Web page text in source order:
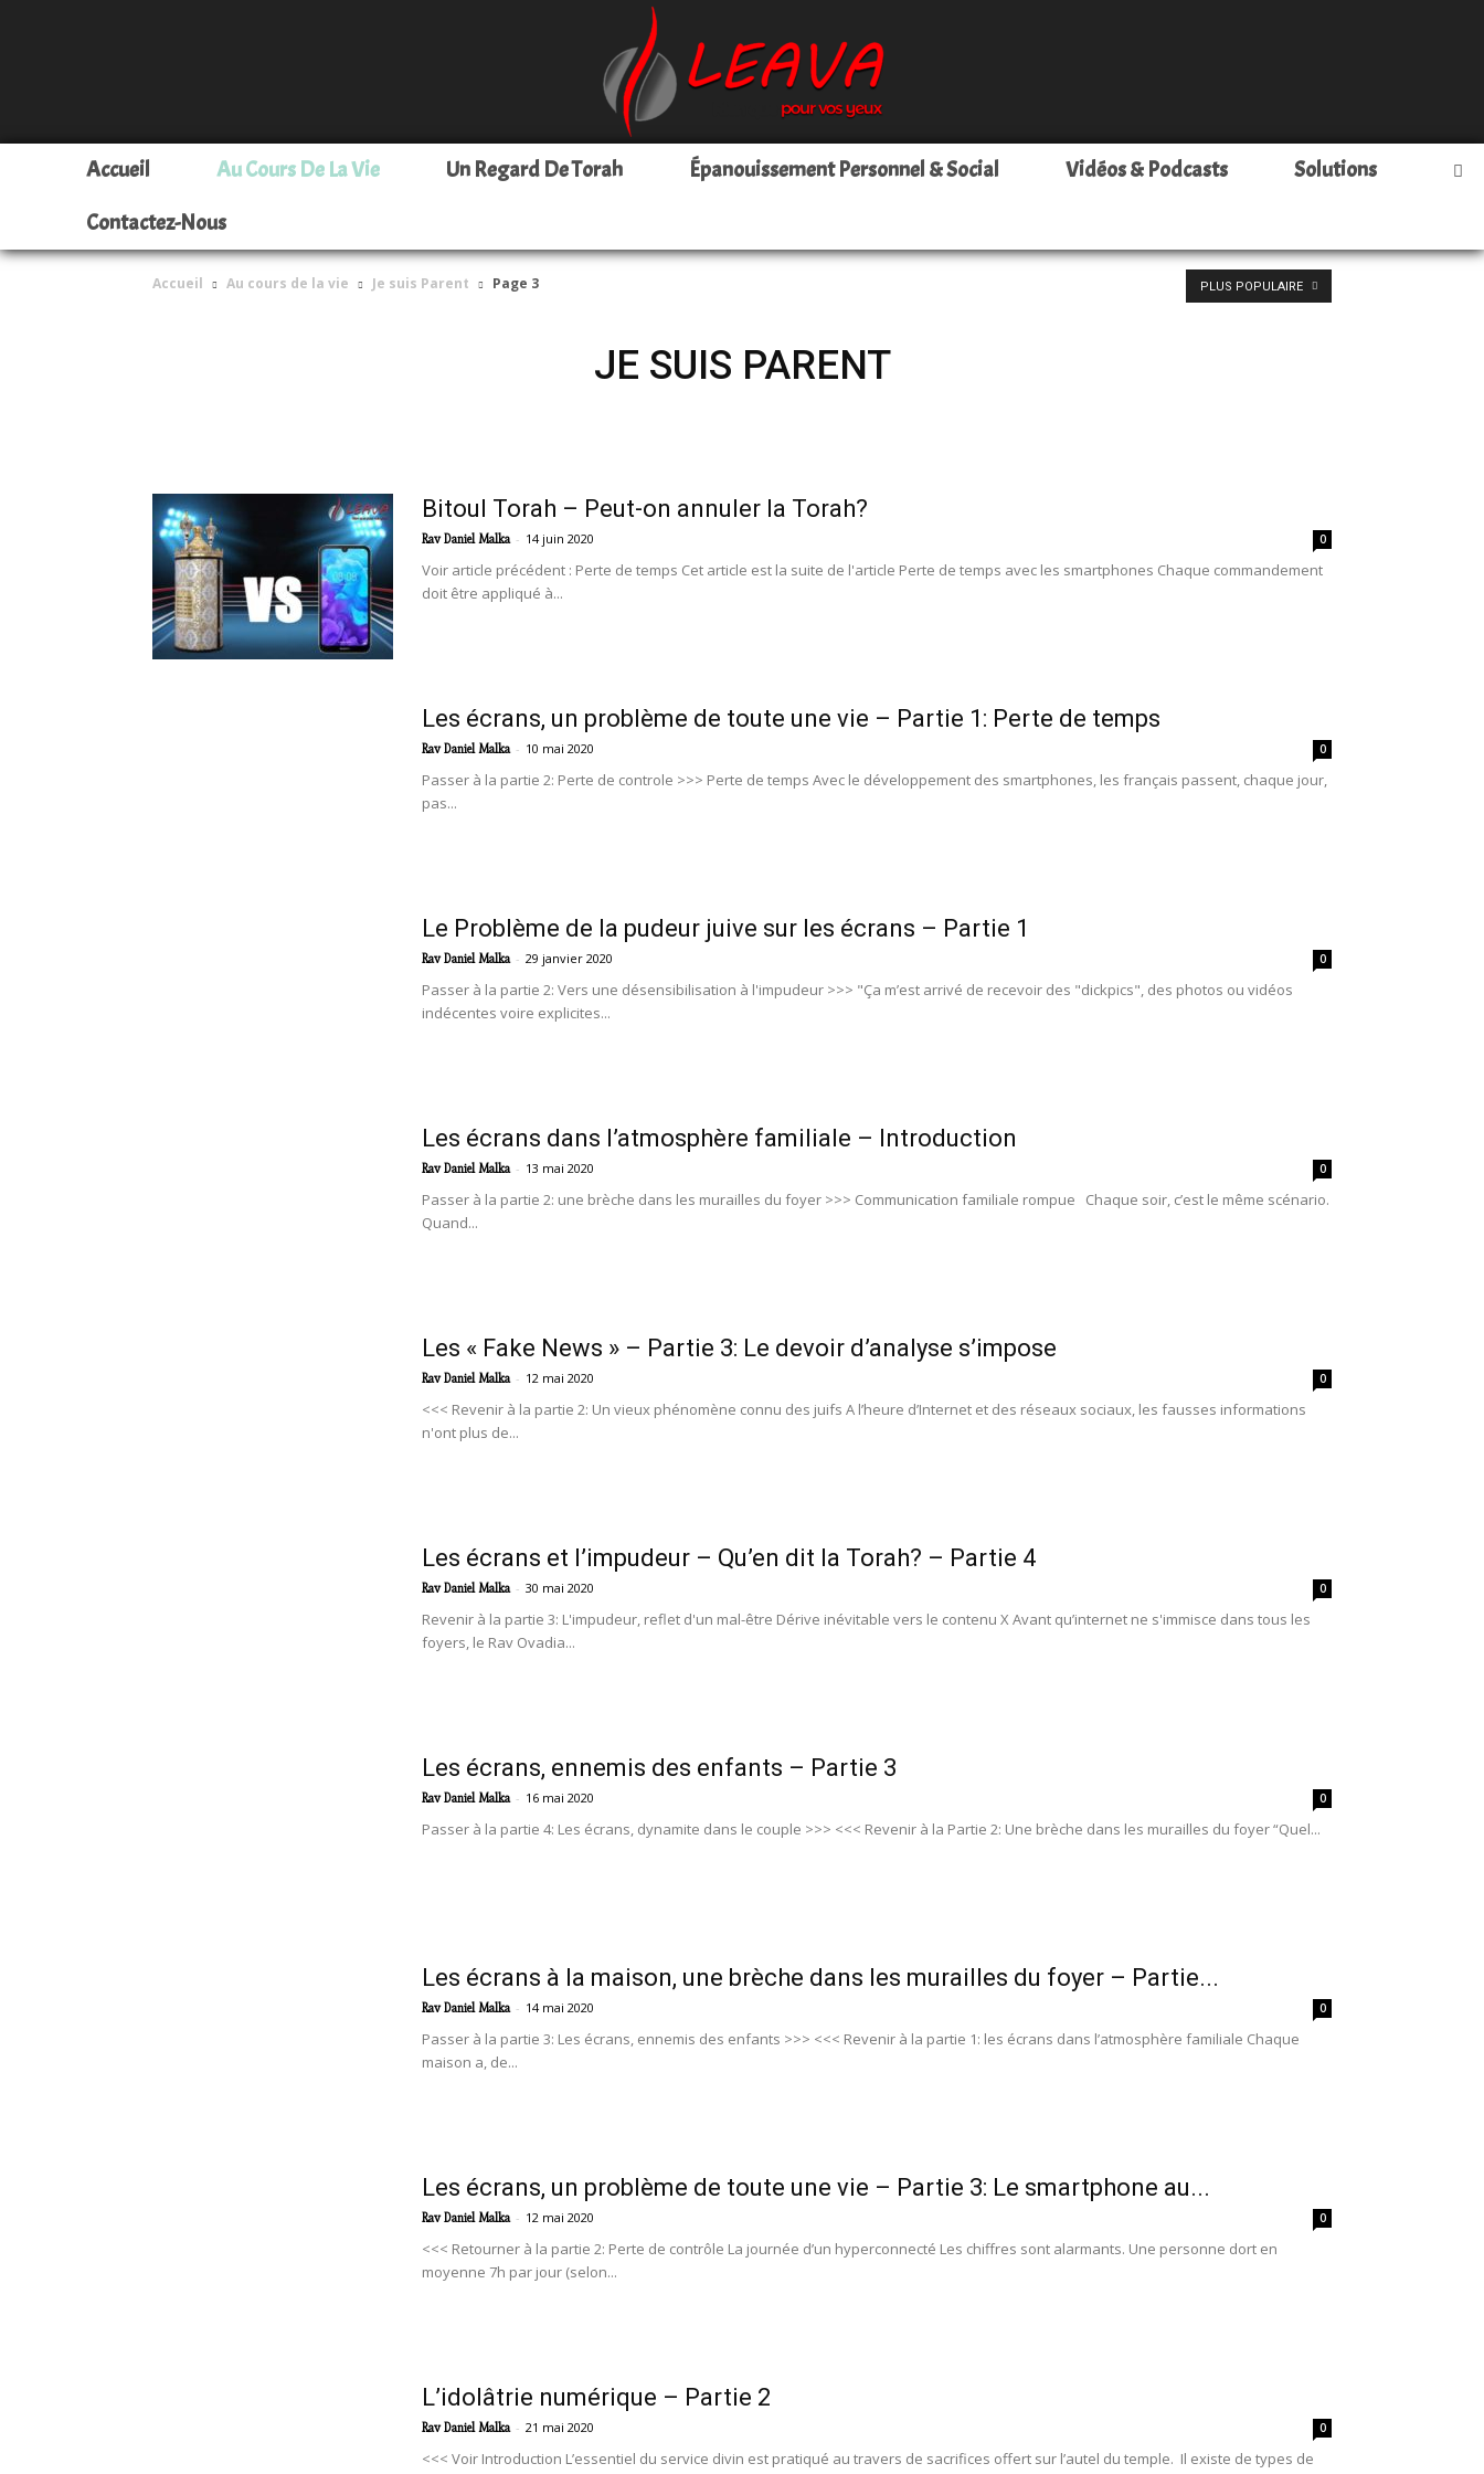
–
Pour
yeux
Accueil Au Cours De La Vie Un Regard De Torah Épanouissement Personnel & Social Vidéos & Podcasts
Solutions
Contactez-Nous
Accueil Au cours de la vie Je suis Parent Page 3
JE SUIS PARENT
PLUS POPULAIRE
Bitoul Torah – Peut-on annuler la Torah?
Rav Daniel Malka - 14 juin 2020 0
Voir article précédent : Perte de temps Cet article est la suite de l'article Perte de temps avec les smartphones Chaque commandement
doit être appliqué à...
Les écrans, un problème de toute une vie – Partie 1: Perte de temps
Rav Daniel Malka - 10 mai 2020 0
Passer à la partie 2: Perte de controle >>> Perte de temps Avec le développement des smartphones, les français passent, chaque jour,
pas...
Le Problème de la pudeur juive sur les écrans – Partie 1
Rav Daniel Malka - 29 janvier 2020 0
Passer à la partie 2: Vers une désensibilisation à l'impudeur >>> "Ça m’est arrivé de recevoir des "dickpics", des photos ou vidéos
indécentes voire explicites...
Les écrans dans l’atmosphère familiale – Introduction
Rav Daniel Malka - 13 mai 2020 0
Passer à la partie 2: une brèche dans les murailles du foyer >>> Communication familiale rompue Chaque soir, c’est le même scénario.
Quand...
Les « Fake News » – Partie 3: Le devoir d’analyse s’impose
Rav Daniel Malka - 12 mai 2020 0
<<< Revenir à la partie 2: Un vieux phénomène connu des juifs A l’heure d’Internet et des réseaux sociaux, les fausses informations
n'ont plus de...
Les écrans et l’impudeur – Qu’en dit la Torah? – Partie 4
Rav Daniel Malka - 30 mai 2020 0
Revenir à la partie 3: L'impudeur, reflet d'un mal-être Dérive inévitable vers le contenu X Avant qu’internet ne s'immisce dans tous les
foyers, le Rav Ovadia...
Les écrans, ennemis des enfants – Partie 3
Rav Daniel Malka - 16 mai 2020 0
Passer à la partie 4: Les écrans, dynamite dans le couple >>> <<< Revenir à la Partie 2: Une brèche dans les murailles du foyer “Quel...
Les écrans à la maison, une brèche dans les murailles du foyer – Partie...
Rav Daniel Malka - 14 mai 2020 0
Passer à la partie 3: Les écrans, ennemis des enfants >>> <<< Revenir à la partie 1: les écrans dans l’atmosphère familiale Chaque
maison a, de...
Les écrans, un problème de toute une vie – Partie 3: Le smartphone au...
Rav Daniel Malka - 12 mai 2020 0
<<< Retourner à la partie 2: Perte de contrôle La journée d’un hyperconnecté Les chiffres sont alarmants. Une personne dort en
moyenne 7h par jour (selon...
L’idolâtrie numérique – Partie 2
Rav Daniel Malka - 21 mai 2020 0
<<< Voir Introduction L’essentiel du service divin est pratiqué au travers de sacrifices offert sur l’autel du temple. Il existe de types de